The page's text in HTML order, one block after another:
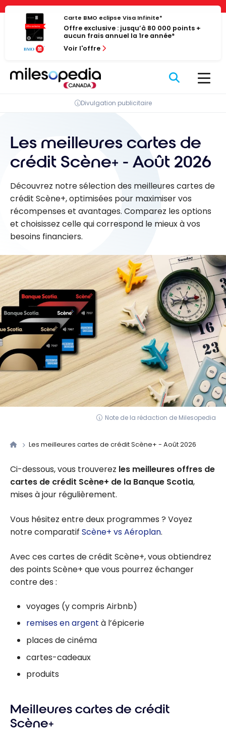
Panneau de gestion des cookies
Passer
contenu
Carte BMO eclipse Visa Infinite*
Offre exclusive : jusqu’à 80 000 points +
aucun frais annuel la 1re année*
Voir l'offre
Divulgation publicitaire
Les meilleures cartes de
crédit Scène+ - Août 2026
Découvrez notre sélection des meilleures cartes de
crédit Scène+, optimisées pour maximiser vos
récompenses et avantages. Comparez les options
et choisissez celle qui correspond le mieux à vos
besoins financiers.
Note de la rédaction de Milesopedia
Les meilleures cartes de crédit Scène+ - Août 2026
Ci-dessous, vous trouverez les meilleures offres de
cartes de crédit Scène+ de la Banque Scotia,
mises à jour régulièrement.
Vous hésitez entre deux programmes ? Voyez
notre comparatif Scène+ vs Aéroplan.
Avec ces cartes de crédit Scène+, vous obtiendrez
des points Scène+ que vous pourrez échanger
contre des :
voyages (y compris Airbnb)
remises en argent à l’épicerie
places de cinéma
cartes-cadeaux
produits
Meilleures cartes de crédit
Scène+